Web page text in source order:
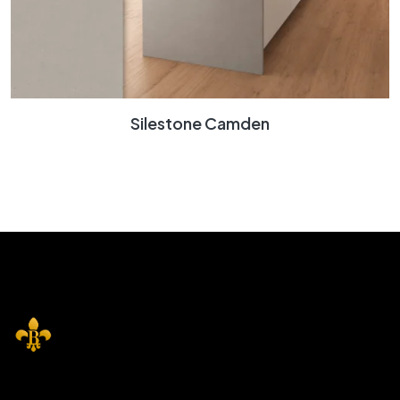
Silestone Camden